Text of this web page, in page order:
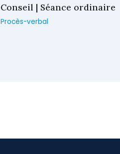
Conseil | Séance ordinaire
Procès-verbal